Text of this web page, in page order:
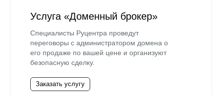
Услуга «Доменный брокер»
Специалисты Руцентра проведут
переговоры с администратором домена о
его продаже по вашей цене и организуют
безопасную сделку.
Заказать услугу